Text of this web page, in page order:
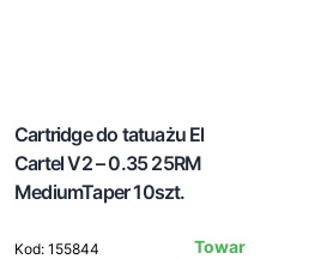
Cartridge do tatuażu El
Cartel V2 – 0.35 25RM
MediumTaper 10szt.
Kod: 155844
Towar